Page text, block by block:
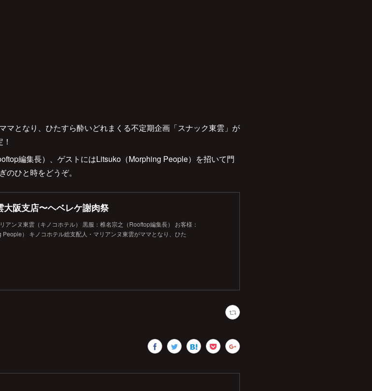
マとなり、ひたすら酔いどれまくる不定期企画「スナック東雲」が
編集長）、ゲストにはLitsuko（Morphing People）を招いて門
ひと時をどうぞ。
大阪支店〜ヘベレケ謝肉祭
アンヌ東雲（キノコホテル） 黒服：椎名宗之（Rooftop編集長） お客様：
） キノコホテル総支配人・マリアンヌ東雲がママとなり、ひた